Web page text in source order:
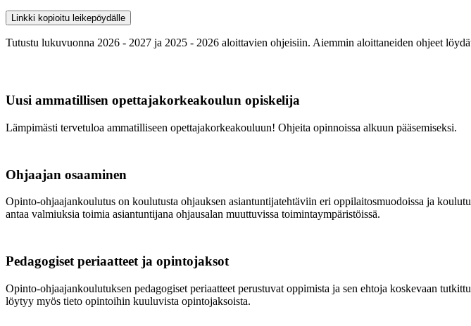
Linkki kopioitu leikepöydälle
Tutustu lukuvuonna 2026 - 2027 ja 2025 - 2026 aloittavien ohjeisiin. Aiemmin aloittaneiden ohjeet
Uusi ammatillisen opettajakorkeakoulun opiskelija
Lämpimästi tervetuloa ammatilliseen opettajakorkeakouluun! Ohjeita opinnoissa alkuun pääsemiseksi.
Ohjaajan osaaminen
Opinto-ohjaajankoulutus on koulutusta ohjauksen asiantuntijatehtäviin eri oppilaitosmuodoissa ja
antaa valmiuksia toimia asiantuntijana ohjausalan muuttuvissa toimintaympäristöissä.
Pedagogiset periaatteet ja opintojaksot
Opinto-ohjaajankoulutuksen pedagogiset periaatteet perustuvat oppimista ja sen ehtoja koskevaan
löytyy myös tieto opintoihin kuuluvista opintojaksoista.